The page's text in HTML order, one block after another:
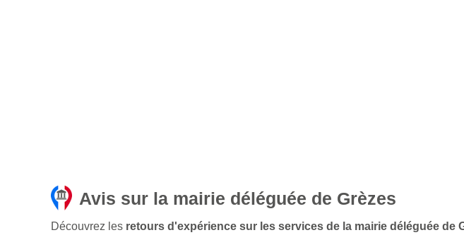
Avis sur la mairie déléguée de Grèzes
Découvrez les retours d'expérience sur les services de la mairie déléguée de